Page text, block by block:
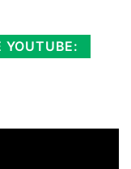
YOUTUBE: